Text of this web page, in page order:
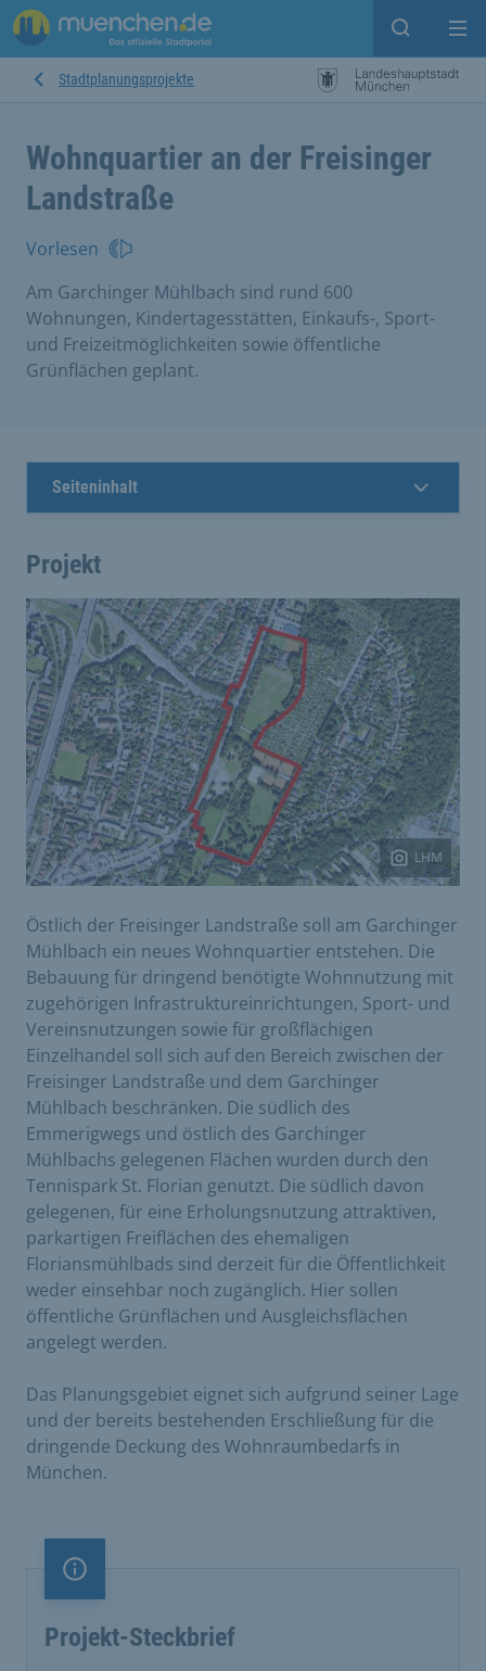
Open
Stadtplanungsprojekte
Wohnquartier an der Freisinger
Landstraße
Vorlesen
Am Garchinger Mühlbach sind rund 600
Wohnungen, Kindertagesstätten, Einkaufs-, Sport-
und Freizeitmöglichkeiten sowie öffentliche
Grünflächen geplant.
Seiteninhalt
Projekt
LHM
Östlich der Freisinger Landstraße soll am Garchinger
Mühlbach ein neues Wohnquartier entstehen. Die
Bebauung für dringend benötigte Wohnnutzung mit
zugehörigen Infrastruktureinrichtungen, Sport- und
Vereinsnutzungen sowie für großflächigen
Einzelhandel soll sich auf den Bereich zwischen der
Freisinger Landstraße und dem Garchinger
Mühlbach beschränken. Die südlich des
Emmerigwegs und östlich des Garchinger
Mühlbachs gelegenen Flächen wurden durch den
Tennispark St. Florian genutzt. Die südlich davon
gelegenen, für eine Erholungsnutzung attraktiven,
parkartigen Freiflächen des ehemaligen
Floriansmühlbads sind derzeit für die Öffentlichkeit
weder einsehbar noch zugänglich. Hier sollen
öffentliche Grünflächen und Ausgleichsflächen
angelegt werden.
Das Planungsgebiet eignet sich aufgrund seiner Lage
und der bereits bestehenden Erschließung für die
dringende Deckung des Wohnraumbedarfs in
München.
Information
Projekt-Steckbrief